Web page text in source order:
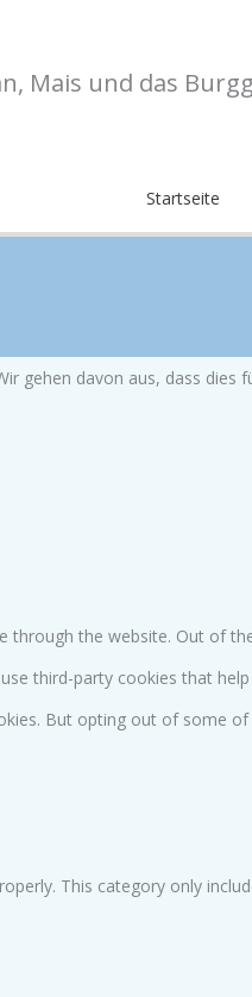
Mais und das
Startseite
gehen davon aus, dass
the website. Out of
third-party cookies that
But opting out of some
This category only